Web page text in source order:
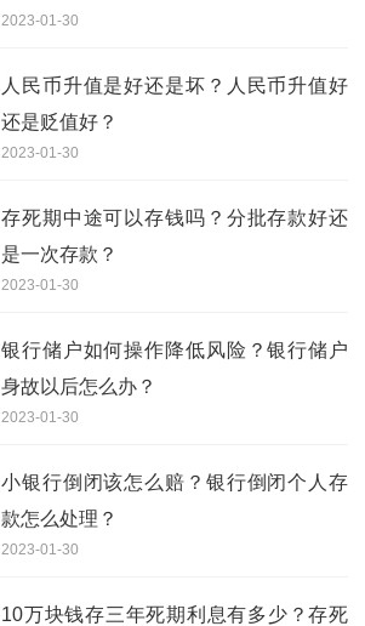
2023-01-30
人民币升值是好还是坏？人民币升值好
还是贬值好？
2023-01-30
存死期中途可以存钱吗？分批存款好还
是一次存款？
2023-01-30
银行储户如何操作降低风险？银行储户
身故以后怎么办？
2023-01-30
小银行倒闭该怎么赔？银行倒闭个人存
款怎么处理？
2023-01-30
10万块钱存三年死期利息有多少？存死